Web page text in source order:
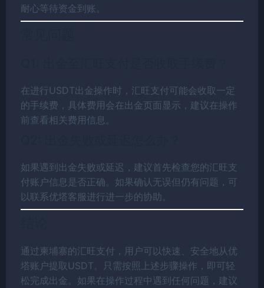
耐心等待资金到账。
在进行USDT出金操作时，汇旺支付可能会收取一定
的手续费，具体费用会在出金页面显示，建议在操作
前查看相关费用信息。
如果遇到出金失败或延迟，建议首先检查您的汇旺支
付账户信息是否正确。如果确认无误但仍有问题，可
以联系优塔客服进行进一步的协助。
通过柬埔寨的汇旺支付，用户可以快速、安全地从优
塔账户提取USDT。只需按照上述步骤操作，即可轻
松完成出金。如果在操作过程中遇到任何问题，建议